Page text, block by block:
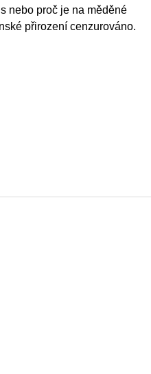
nebo proč je na měděné
přirození cenzurováno.